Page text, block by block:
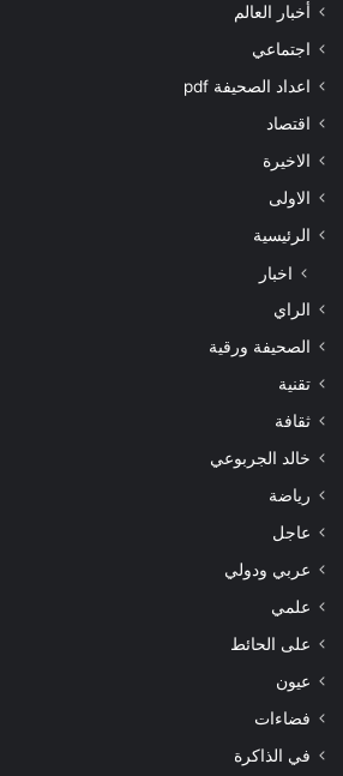
أخبار العالم
اجتماعي
اعداد الصحيفة pdf
اقتصاد
الاخيرة
الاولى
الرئيسية
اخبار
الراي
الصحيفة ورقية
تقنية
ثقافة
خالد الجربوعي
رياضة
عاجل
عربي ودولي
علمي
على الحائط
عيون
فضاءات
في الذاكرة